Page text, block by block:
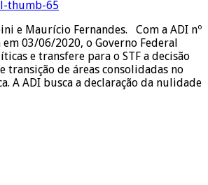
e Maurício Fernandes. Com a ADI nº
03/06/2020, o Governo Federal
e transfere para o STF a decisão
transição de áreas consolidadas no
A ADI busca a declaração da nulidade